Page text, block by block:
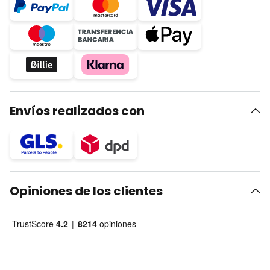
Envíos realizados con
Opiniones de los clientes